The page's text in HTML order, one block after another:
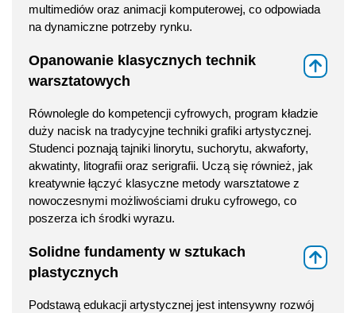
multimediów oraz animacji komputerowej, co odpowiada
na dynamiczne potrzeby rynku.
Opanowanie klasycznych technik
warsztatowych
Równolegle do kompetencji cyfrowych, program kładzie
duży nacisk na tradycyjne techniki grafiki artystycznej.
Studenci poznają tajniki linorytu, suchorytu, akwaforty,
akwatinty, litografii oraz serigrafii. Uczą się również, jak
kreatywnie łączyć klasyczne metody warsztatowe z
nowoczesnymi możliwościami druku cyfrowego, co
poszerza ich środki wyrazu.
Solidne fundamenty w sztukach
plastycznych
Podstawą edukacji artystycznej jest intensywny rozwój